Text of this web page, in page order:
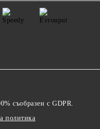
съобразен с GDPR.
политика